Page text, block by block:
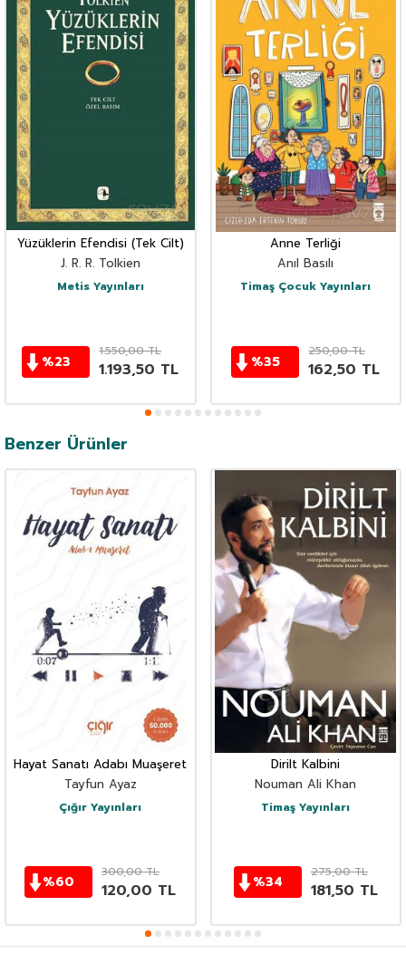
Yüzüklerin Efendisi (Tek Cilt)
J. R. R. Tolkien
Metis Yayınları
%23
1.550,00TL
1.193,50 TL
Anne Terliği
Anıl Basılı
Timaş Çocuk Yayınları
%35
250,00TL
162,50 TL
Benzer Ürünler
Hayat Sanatı Adabı Muaşeret
Tayfun Ayaz
Çığır Yayınları
%60
300,00TL
120,00 TL
Dirilt Kalbini
Nouman Ali Khan
Timaş Yayınları
%34
275,00TL
181,50 TL